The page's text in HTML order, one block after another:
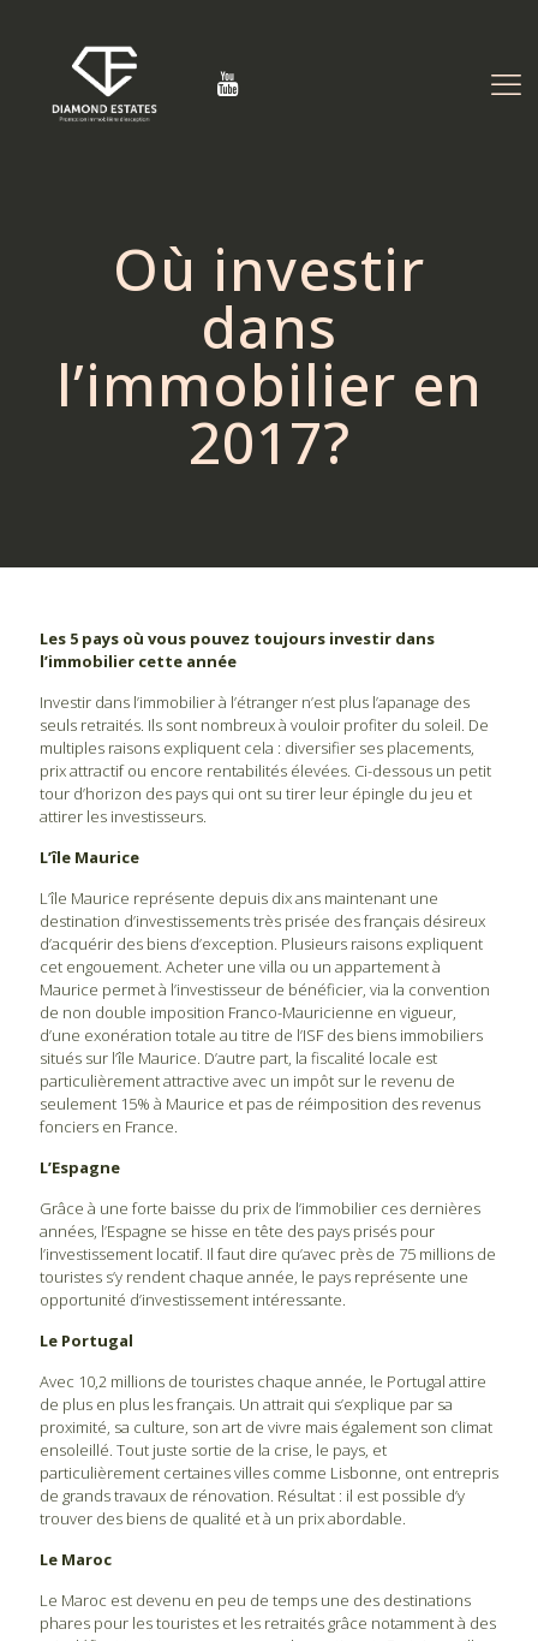
Où investir
dans
l’immobilier en
2017?
Les 5 pays où vous pouvez toujours investir dans
l’immobilier cette année
Investir dans l’immobilier à l’étranger n’est plus l’apanage des
seuls retraités. Ils sont nombreux à vouloir profiter du soleil. De
multiples raisons expliquent cela : diversifier ses placements,
prix attractif ou encore rentabilités élevées. Ci-dessous un petit
tour d’horizon des pays qui ont su tirer leur épingle du jeu et
attirer les investisseurs.
L’île Maurice
L’île Maurice représente depuis dix ans maintenant une
destination d’investissements très prisée des français désireux
d’acquérir des biens d’exception. Plusieurs raisons expliquent
cet engouement. Acheter une villa ou un appartement à
Maurice permet à l’investisseur de bénéficier, via la convention
de non double imposition Franco-Mauricienne en vigueur,
d’une exonération totale au titre de l’ISF des biens immobiliers
situés sur l’île Maurice. D’autre part, la fiscalité locale est
particulièrement attractive avec un impôt sur le revenu de
seulement 15% à Maurice et pas de réimposition des revenus
fonciers en France.
L’Espagne
Grâce à une forte baisse du prix de l’immobilier ces dernières
années, l’Espagne se hisse en tête des pays prisés pour
l’investissement locatif. Il faut dire qu’avec près de 75 millions de
touristes s’y rendent chaque année, le pays représente une
opportunité d’investissement intéressante.
Le Portugal
Avec 10,2 millions de touristes chaque année, le Portugal attire
de plus en plus les français. Un attrait qui s’explique par sa
proximité, sa culture, son art de vivre mais également son climat
ensoleillé. Tout juste sortie de la crise, le pays, et
particulièrement certaines villes comme Lisbonne, ont entrepris
de grands travaux de rénovation. Résultat : il est possible d’y
trouver des biens de qualité et à un prix abordable.
Le Maroc
Le Maroc est devenu en peu de temps une des destinations
phares pour les touristes et les retraités grâce notamment à des